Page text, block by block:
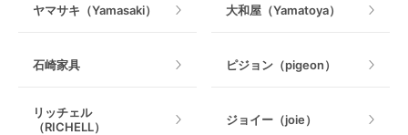
ヤマサキ（Yamasaki） 大和屋（Yamatoya）
石崎家具 ピジョン（pigeon）
リッチェル
（RICHELL）
ジョイー（joie）